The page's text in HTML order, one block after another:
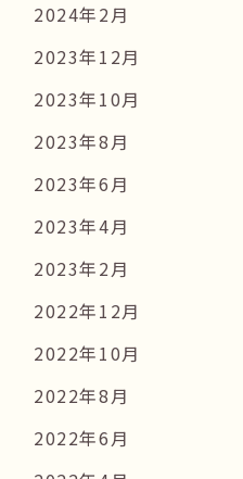
2024年2月
2023年12月
2023年10月
2023年8月
2023年6月
2023年4月
2023年2月
2022年12月
2022年10月
2022年8月
2022年6月